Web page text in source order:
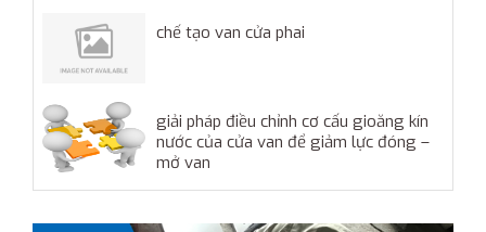
chế tạo van cửa phai
giải pháp điều chỉnh cơ cấu gioăng kín
nước của cửa van để giảm lực đóng –
mở van